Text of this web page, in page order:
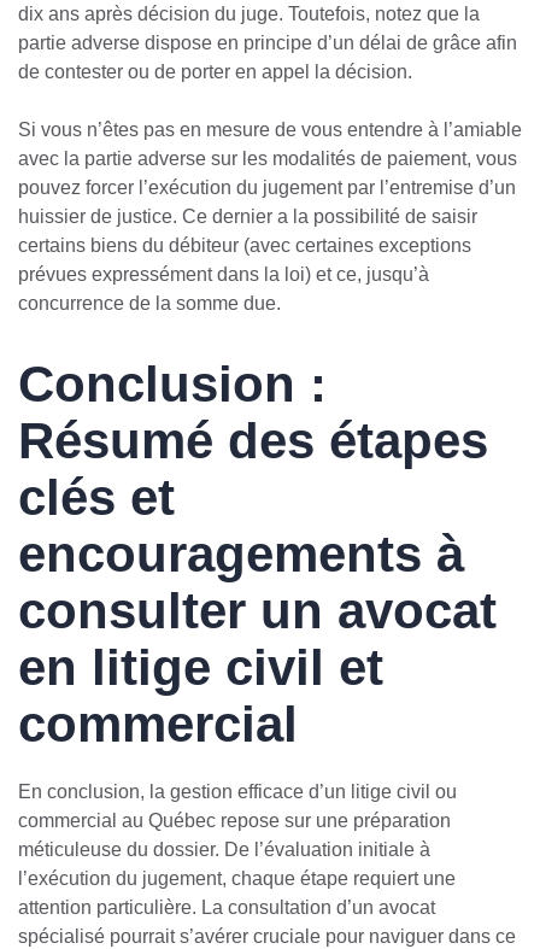
dix ans après décision du juge. Toutefois, notez que la
partie adverse dispose en principe d’un délai de grâce afin
de contester ou de porter en appel la décision.
Si vous n’êtes pas en mesure de vous entendre à l’amiable
avec la partie adverse sur les modalités de paiement, vous
pouvez forcer l’exécution du jugement par l’entremise d’un
huissier de justice. Ce dernier a la possibilité de saisir
certains biens du débiteur (avec certaines exceptions
prévues expressément dans la loi) et ce, jusqu’à
concurrence de la somme due.
Conclusion :
Résumé des étapes
clés et
encouragements à
consulter un avocat
en litige civil et
commercial
En conclusion, la gestion efficace d’un litige civil ou
commercial au Québec repose sur une préparation
méticuleuse du dossier. De l’évaluation initiale à
l’exécution du jugement, chaque étape requiert une
attention particulière. La consultation d’un avocat
spécialisé pourrait s’avérer cruciale pour naviguer dans ce